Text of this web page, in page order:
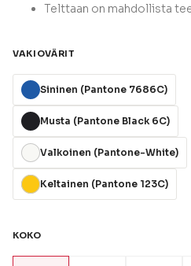
Telttaan on mahdollista
VAKIOVÄRIT
Sininen (Pantone 7686C)
Musta (Pantone Black 6C)
Valkoinen (Pantone-White)
Keltainen (Pantone 123C)
KOKO